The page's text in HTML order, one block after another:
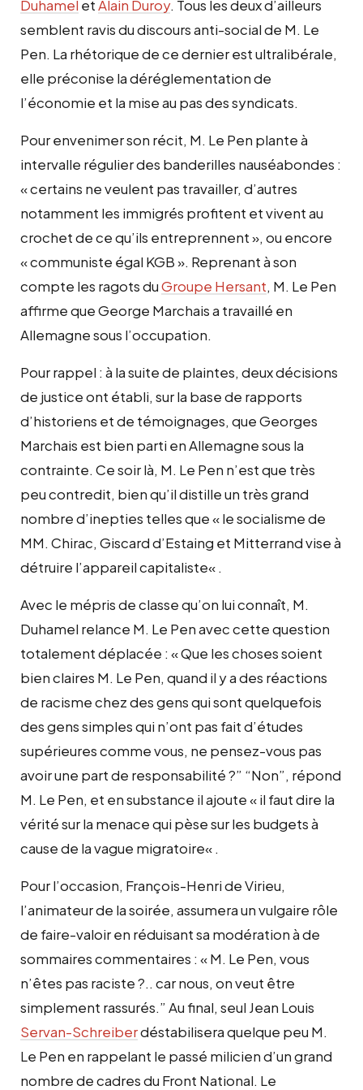
Duhamel etAlain Duroy. Tous les deux d’ailleurs
semblent ravis du discours anti-social de M. Le
Pen. La rhétorique de ce dernier est ultralibérale,
elle préconise la déréglementation de
l’économie et la mise au pas des syndicats.
Pour envenimer son récit, M. Le Pen plante à
intervalle régulier des banderilles nauséabondes :
« certains ne veulent pas travailler, d’autres
notamment les immigrés profitent et vivent au
crochet de ce qu’ils entreprennent », ou encore
« communiste égal KGB ». Reprenant à son
compte les ragots duGroupe Hersant, M. Le Pen
affirme que George Marchais a travaillé en
Allemagne sous l’occupation.
Pour rappel : à la suite de plaintes, deux décisions
de justice ont établi, sur la base de rapports
d’historiens et de témoignages, que Georges
Marchais est bien parti en Allemagne sous la
contrainte. Ce soir là, M. Le Pen n’est que très
peu contredit, bien qu’il distille un très grand
nombre d’inepties telles que «le socialisme de
MM. Chirac, Giscard d’Estaing et Mitterrand vise à
détruire l’appareil capitaliste« .
Avec le mépris de classe qu’on lui connaît, M.
Duhamel relance M. Le Pen avec cette question
totalement déplacée : «Que les choses soient
bien claires M. Le Pen, quand il y a des réactions
de racisme chez des gens qui sont quelquefois
des gens simples qui n’ont pas fait d’études
supérieures comme vous, ne pensez-vous pas
avoir une part de responsabilité ?” “Non”, répond
M. Le Pen, et en substance il ajoute «il faut dire la
vérité sur la menace qui pèse sur les budgets à
cause de la vague migratoire« .
Pour l’occasion, François-Henri de Virieu,
l’animateur de la soirée, assumera un vulgaire rôle
de faire-valoir en réduisant sa modération à de
sommaires commentaires : «M. Le Pen, vous
n’êtes pas raciste ?.. car nous, on veut être
simplement rassurés.” Au final, seul Jean Louis
Servan-Schreiberdéstabilisera quelque peu M.
Le Pen en rappelant le passé milicien d’un grand
nombre de cadres du Front National. Le